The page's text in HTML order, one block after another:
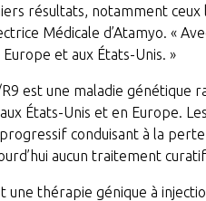
résultats, notamment ceux
Médicale d’Atamyo. «
et aux États-Unis. »
R9 est une maladie génétique
États-Unis et en Europe.
conduisant à la
aucun traitement
une thérapie génique à